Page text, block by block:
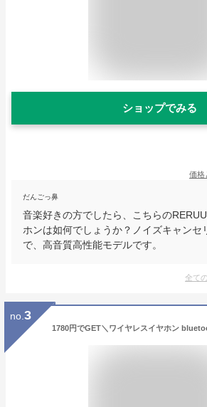
ショップでみる
価格
だんごっ鼻
音楽好きの方でしたら、こちらの
ホンは如何でしょうか？ノイズキャンセ
で、高音質高性能モデルです。
全て
no. 3